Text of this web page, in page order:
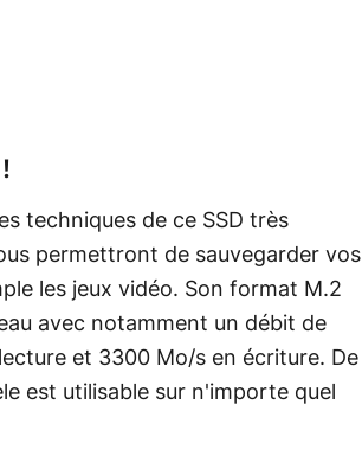
techniques de ce SSD très
permettront de sauvegarder vos
les jeux vidéo. Son format M.2
avec notamment un débit de
et 3300 Mo/s en écriture. De
est utilisable sur n'importe quel